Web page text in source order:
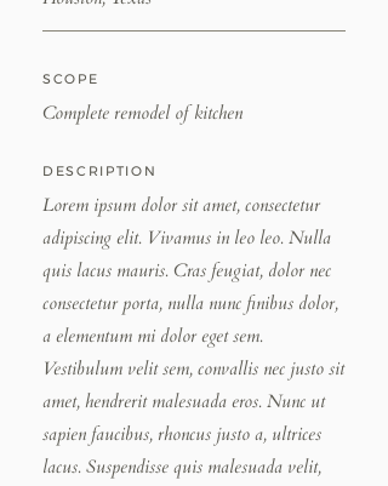
SCOPE
Complete remodel of kitchen
DESCRIPTION
Lorem ipsum dolor sit amet, consectetur
adipiscing elit. Vivamus in leo leo. Nulla
quis lacus mauris. Cras feugiat, dolor nec
consectetur porta, nulla nunc finibus dolor,
a elementum mi dolor eget sem.
Vestibulum velit sem, convallis nec justo sit
amet, hendrerit malesuada eros. Nunc ut
sapien faucibus, rhoncus justo a, ultrices
lacus. Suspendisse quis malesuada velit,